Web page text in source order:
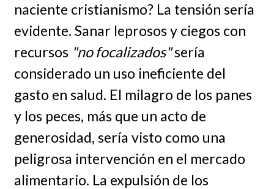
naciente cristianismo? La tensión sería
evidente. Sanar leprosos y ciegos con
recursos "no focalizados"sería
considerado un uso ineficiente del
gasto en salud. El milagro de los panes
y los peces, más que un acto de
generosidad, sería visto como una
peligrosa intervención en el mercado
alimentario. La expulsión de los